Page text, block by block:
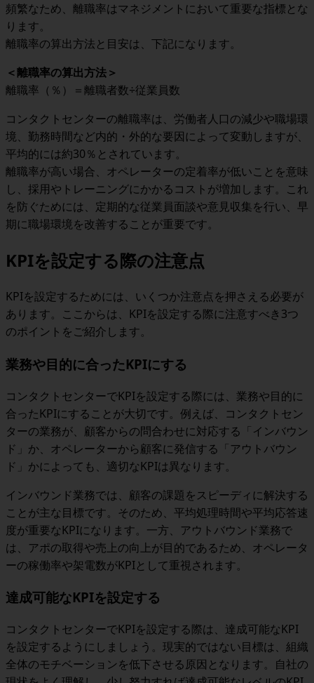
頻繁なため、離職率はマネジメントにおいて重要な指標とな
ります。
離職率の算出方法と目安は、下記になります。
＜離職率の算出方法＞
離職率（％）＝離職者数÷従業員数
コンタクトセンターの離職率は、労働者人口の減少や職場環
境、勤務時間など内的・外的な要因によって変動しますが、
平均的には約30％とされています。
離職率が高い場合、オペレーターの定着率が低いことを意味
し、採用やトレーニングにかかるコストが増加します。これ
を防ぐためには、定期的な従業員面談や意見収集を行い、早
期に職場環境を改善することが重要です。
KPIを設定する際の注意点
KPIを設定するためには、いくつか注意点を押さえる必要が
あります。ここからは、KPIを設定する際に注意すべき3つ
のポイントをご紹介します。
業務や目的に合ったKPIにする
コンタクトセンターでKPIを設定する際には、業務や目的に
合ったKPIにすることが大切です。例えば、
コンタクトセン
ターの業務が、顧客からの問合わせに対応する「インバウン
ド」か、オペレーターから顧客に発信する「アウトバウン
ド」かによっても、適切なKPIは異なります。
インバウンド業務では、顧客の課題をスピーディに解決する
ことが主な目標です。そのため、平均処理時間や平均応答速
度が重要なKPIになります。一方、アウトバウンド業務で
は、アポの取得や売上の向上が目的であるため、オペレータ
ーの稼働率や架電数がKPIとして重視されます。
達成可能なKPIを設定する
コンタクトセンターでKPIを設定する際は、達成可能なKPI
を設定するようにしましょう。現実的ではない目標は、組織
全体のモチベーションを低下させる原因となります。自社の